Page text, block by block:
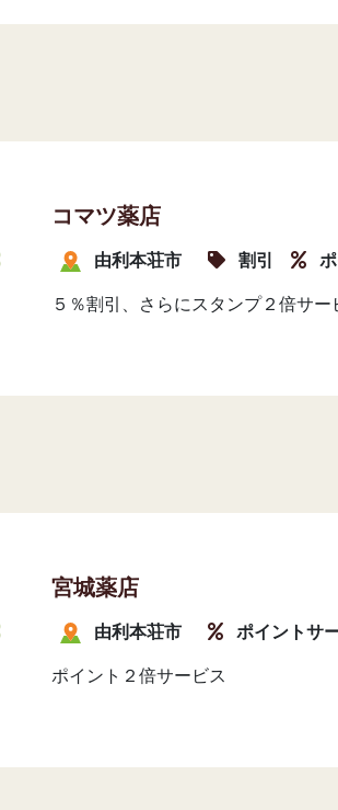
コマツ薬店
由利本荘市 割引
５％割引、さらにスタンプ２倍サー
宮城薬店
由利本荘市
ポイントサ
ポイント２倍サービス